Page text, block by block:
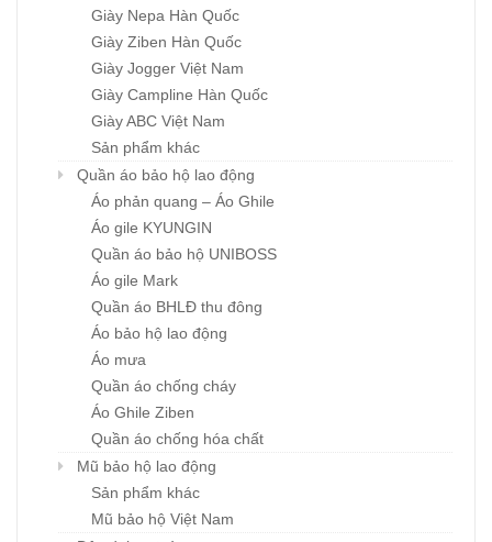
Giày Nepa Hàn Quốc
Giày Ziben Hàn Quốc
Giày Jogger Việt Nam
Giày Campline Hàn Quốc
Giày ABC Việt Nam
Sản phẩm khác
Quần áo bảo hộ lao động
Áo phản quang – Áo Ghile
Áo gile KYUNGIN
Quần áo bảo hộ UNIBOSS
Áo gile Mark
Quần áo BHLĐ thu đông
Áo bảo hộ lao động
Áo mưa
Quần áo chống cháy
Áo Ghile Ziben
Quần áo chống hóa chất
Mũ bảo hộ lao động
Sản phẩm khác
Mũ bảo hộ Việt Nam